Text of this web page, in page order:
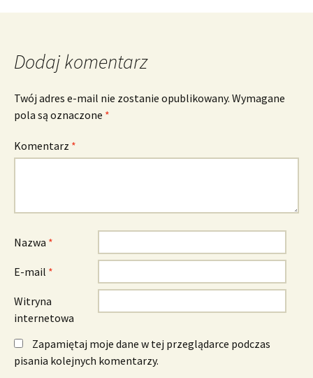
Dodaj komentarz
Twój adres e-mail nie zostanie opublikowany. Wymagane
pola są oznaczone *
Komentarz *
Nazwa *
E-mail *
Witryna
internetowa
Zapamiętaj moje dane w tej przeglądarce podczas
pisania kolejnych komentarzy.